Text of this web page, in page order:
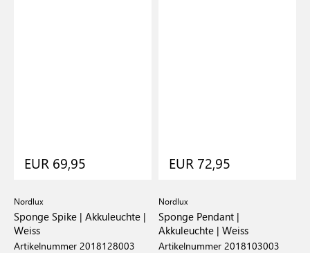
EUR 69,95
Nordlux
Sponge Spike | Akkuleuchte |
Weiss
Artikelnummer 2018128003
EUR 72,95
Nordlux
Sponge Pendant |
Akkuleuchte | Weiss
Artikelnummer 2018103003